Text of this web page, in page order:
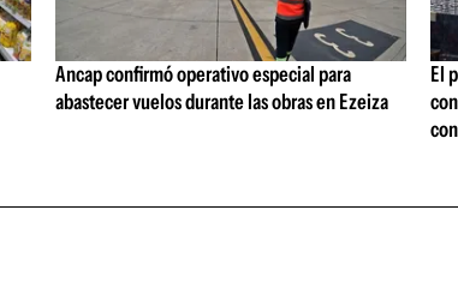
Ancap confirmó operativo especial para
abastecer vuelos durante las obras en Ezeiza
El